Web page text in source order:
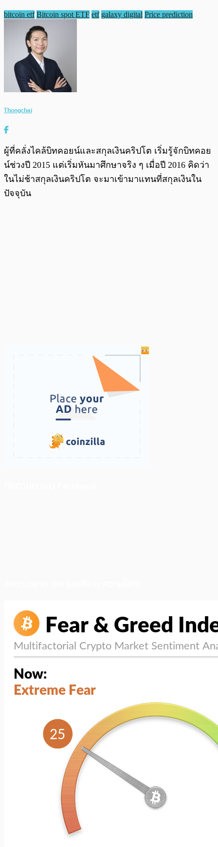
bitcoin etf Bitcoin spot ETF etf galaxy digital Price prediction
Thongchai
ผู้ที่คลั่งไคล้บิทคอยน์และสกุลเงินคริปโต เริ่มรู้จักบิทคอย
น์ช่วงปี 2015 แต่เริ่มหันมาศึกษาจริง ๆ เมื่อปี 2016 คิดว่า
ในไม่ช้าสกุลเงินคริปโต จะมาเข้ามาแทนที่สกุลเงินใน
ปัจจุบัน